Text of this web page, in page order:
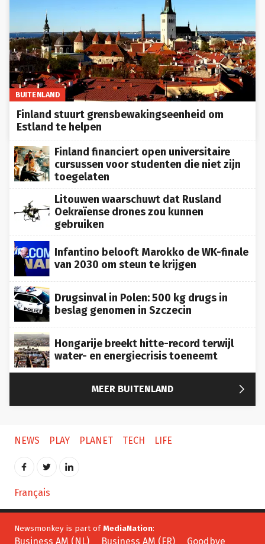
BUITENLAND
Finland stuurt grensbewakingseenheid om
Estland te helpen
Finland financiert open universitaire
cursussen voor studenten die niet zijn
toegelaten
Litouwen waarschuwt dat Rusland
Oekraïense drones zou kunnen
gebruiken
Infantino belooft Marokko de WK-finale
van 2030 om steun te krijgen
Drugsinval in Polen: 500 kg drugs in
beslag genomen in Szczecin
Hongarije breekt hitte-record terwijl
water- en energiecrisis toeneemt
MEER BUITENLAND 
NEWS PLAY PLANET TECH LIFE
Français
Newsmonkey is part of MediaNation
Business AM (NL) Business AM (FR) Goodbye